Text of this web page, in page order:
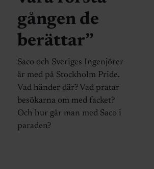
gången de
berättar”
Saco och Sveriges Ingenjörer
är med på Stockholm Pride.
Vad händer där? Vad pratar
besökarna om med facket?
Och hur går man med Saco i
paraden?